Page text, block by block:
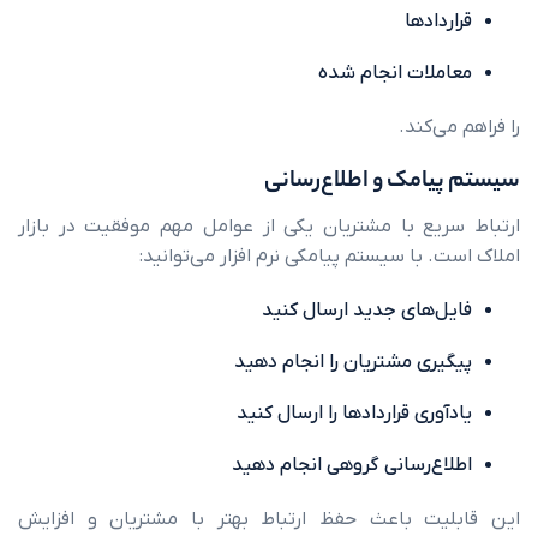
انجام شده
و اطلاع‌رسانی
با مشتریان یکی از عوامل مهم موفقیت در بازار
با سیستم پیامکی نرم افزار می‌توانید:
جدید ارسال کنید
مشتریان را انجام دهید
قراردادها را ارسال کنید
گروهی انجام دهید
باعث حفظ ارتباط بهتر با مشتریان و افزایش